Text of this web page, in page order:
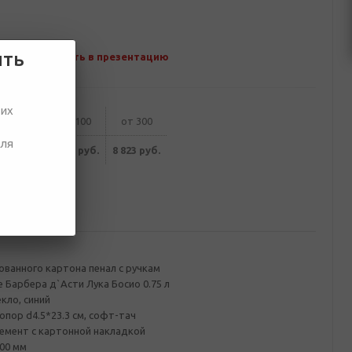
Добавить в презентацию
от 100 от 300
руб. 8 993 руб. 8 823 руб.
картона пенал с ручкам
Барбера д`Асти Лука Босио 0.75 л
синий
d4.5*23.3 см, софт-тач
с картонной накладкой
мм